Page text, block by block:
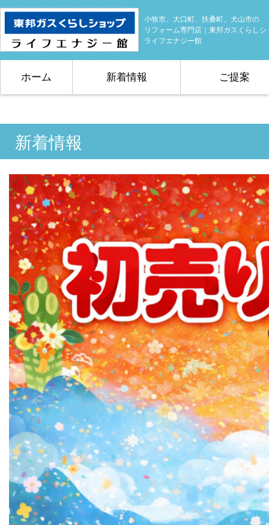
小牧市、大口町、扶桑町、犬山市の
リフォーム専門店｜東邦ガスくらしシ
ライフエナジー館
ホーム 新着情報 ご提案
新着情報